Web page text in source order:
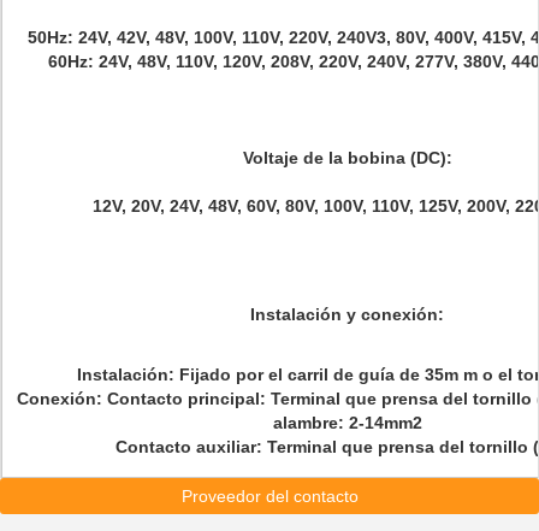
50Hz: 24V, 42V, 48V, 100V, 110V, 220V, 240V3, 80V, 400V, 415V,
60Hz: 24V, 48V, 110V, 120V, 208V, 220V, 240V, 277V, 380V,
Voltaje de la bobina (DC):
12V, 20V, 24V, 48V, 60V, 80V, 100V, 110V, 125V, 200V,
Instalación y conexión:
Instalación: Fijado por el carril de guía de 35m m o el
Conexión: Contacto principal: Terminal que prensa del tornillo
alambre: 2-14mm2
Contacto auxiliar: Terminal que prensa del tornillo
Proveedor del contacto